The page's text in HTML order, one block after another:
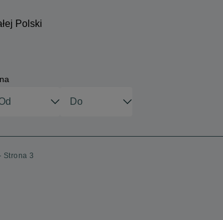
Polski
Strona 3